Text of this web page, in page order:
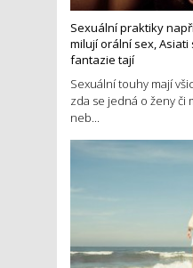
Sexuální praktiky
milují orální sex, Asiati
fantazie tají
Sexuální touhy mají
zda se jedná o ženy či
neb...